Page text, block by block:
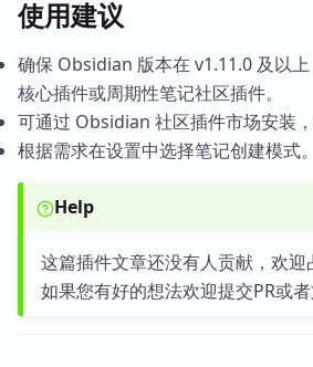
使用建议
确保 Obsidian 版本在 v1.11.0 及以
核心插件或周期性笔记社区插件。
可通过 Obsidian 社区插件市场安装，
根据需求在设置中选择笔记创建模式。
Help
这篇插件文章还没有人贡献，欢迎
如果您有好的想法欢迎提交PR或者